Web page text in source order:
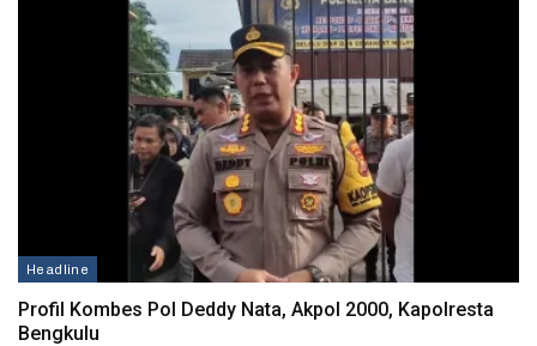
Headline
Profil Kombes Pol Deddy Nata, Akpol 2000, Kapolresta
Bengkulu